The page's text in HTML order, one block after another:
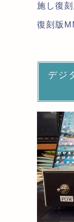
施し復
復刻版
デジ